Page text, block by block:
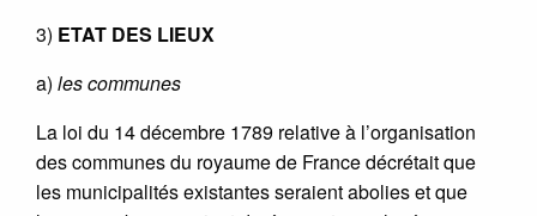
3) ETAT DES LIEUX
a) les communes
La loi du 14 décembre 1789 relative à l’organisation
des communes du royaume de France décrétait que
les municipalités existantes seraient abolies et que